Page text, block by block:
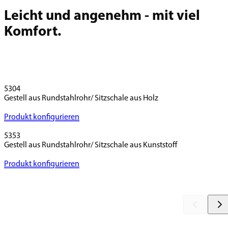
Leicht und angenehm - mit viel
Komfort.
5304
Gestell aus Rundstahlrohr/ Sitzschale aus Holz
Produkt konfigurieren
5353
Gestell aus Rundstahlrohr/ Sitzschale aus Kunststoff
Produkt konfigurieren